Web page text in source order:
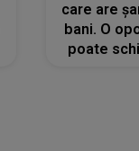
care are
bani. O
poate